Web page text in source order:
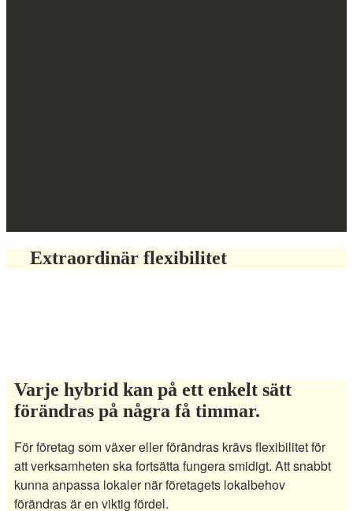
Extraordinär flexibilitet
Varje hybrid kan på ett enkelt sätt
förändras på några få timmar.
För företag som växer eller förändras krävs flexibilitet för
att verksamheten ska fortsätta fungera smidigt. Att snabbt
kunna anpassa lokaler när företagets lokalbehov
förändras är en viktig fördel.